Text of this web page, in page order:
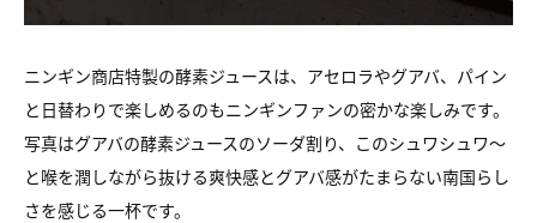
ニンギン商店特製の酵素ジュースは、アセロラやグアバ、パイン
と日替わりで楽しめるのもニンギンファンの密かな楽しみです。
写真はグアバの酵素ジュースのソーダ割り、このシュワシュワ～
と喉を潤しながら抜ける爽快感とグアバ感がたまらない南国らし
さを感じる一杯です。